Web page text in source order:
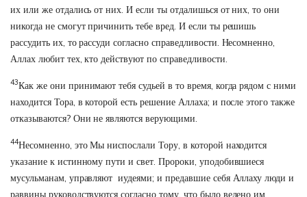
их или же отдались от них. И если ты отдалишься от них, то они
никогда не смогут причинить тебе вред. И если ты решишь
рассудить их, то рассуди согласно справедливости. Несомненно,
Аллах любит тех, кто действуют по справедливости.
43Как же они принимают тебя судьей в то время, когда рядом с ними
находится Тора, в которой есть решение Аллаха; и после этого также
отказываются? Они не являются верующими.
44Несомненно, это Мы ниспослали Тору, в которой находится
указание к истинному пути и свет. Пророки, уподобившиеся
мусульманам, управляют иудеями; и предавшие себя Аллаху люди и
раввины руководствуются согласно тому, что было велено им